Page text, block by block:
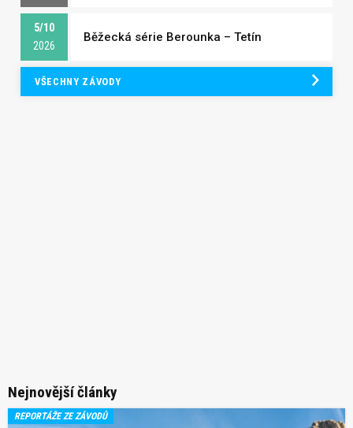
5/10
2026
Běžecká série Berounka – Tetín
VŠECHNY ZÁVODY
Nejnovější články
REPORTÁŽE ZE ZÁVODŮ